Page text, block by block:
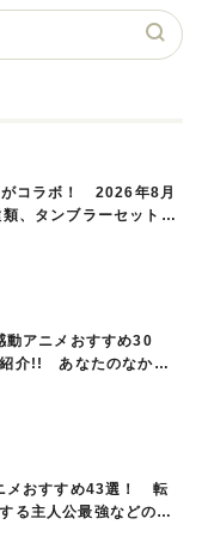
がコラボ！ 2026年8月
、タンブラーセットな
動アニメおすすめ30
介!! あなたのなかの
メおすすめ43選！ 転
る主人公最強などの人